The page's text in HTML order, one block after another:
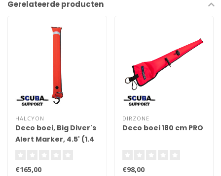
Gerelateerde producten
HALCYON
Deco boei, Big Diver's
Alert Marker, 4.5' (1.4
€165,00
DIRZONE
Deco boei 180 cm PRO
€98,00